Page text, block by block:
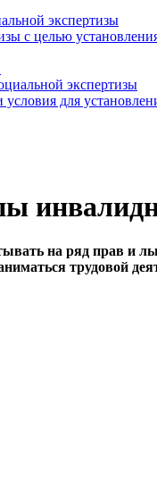
экспертизы
с целью
экспертизы
для
на ряд прав и
трудовой